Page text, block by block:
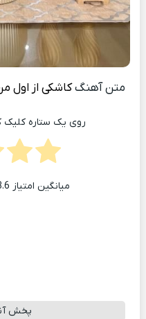
متن آهنگکاشکی از اول
روی یک ستاره کلیک
میانگین امتیاز
پخش